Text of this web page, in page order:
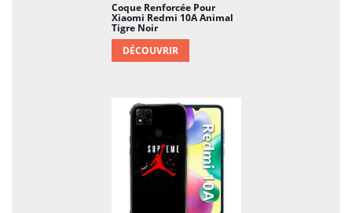
Coque Renforcée Pour
Xiaomi Redmi 10A Animal
Tigre Noir
DÉCOUVRIR